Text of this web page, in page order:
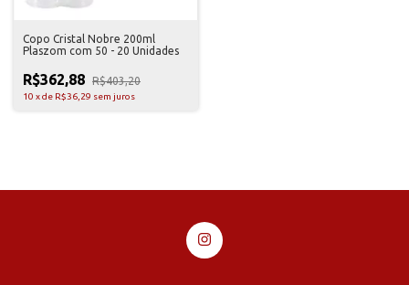
Copo Cristal Nobre 200ml
Plaszom com 50 - 20 Unidades
R$362,88 R$403,20
10 xde R$36,29 sem juros